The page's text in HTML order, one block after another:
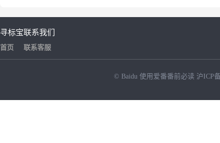
寻标宝
首页
联系我们
联系客服
© Baidu 使用爱番番前必读 沪ICP